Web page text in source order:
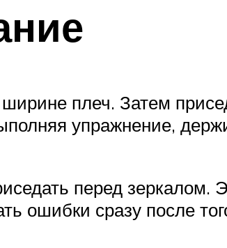
плеч. Затем
упражнение,
перед зеркалом.
ошибки сразу после